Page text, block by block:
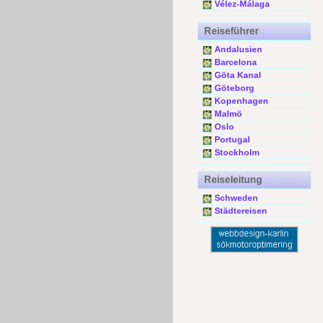
Vélez-Málaga
Reiseführer
Andalusien
Barcelona
Göta Kanal
Göteborg
Kopenhagen
Malmö
Oslo
Portugal
Stockholm
Reiseleitung
Schweden
Städtereisen